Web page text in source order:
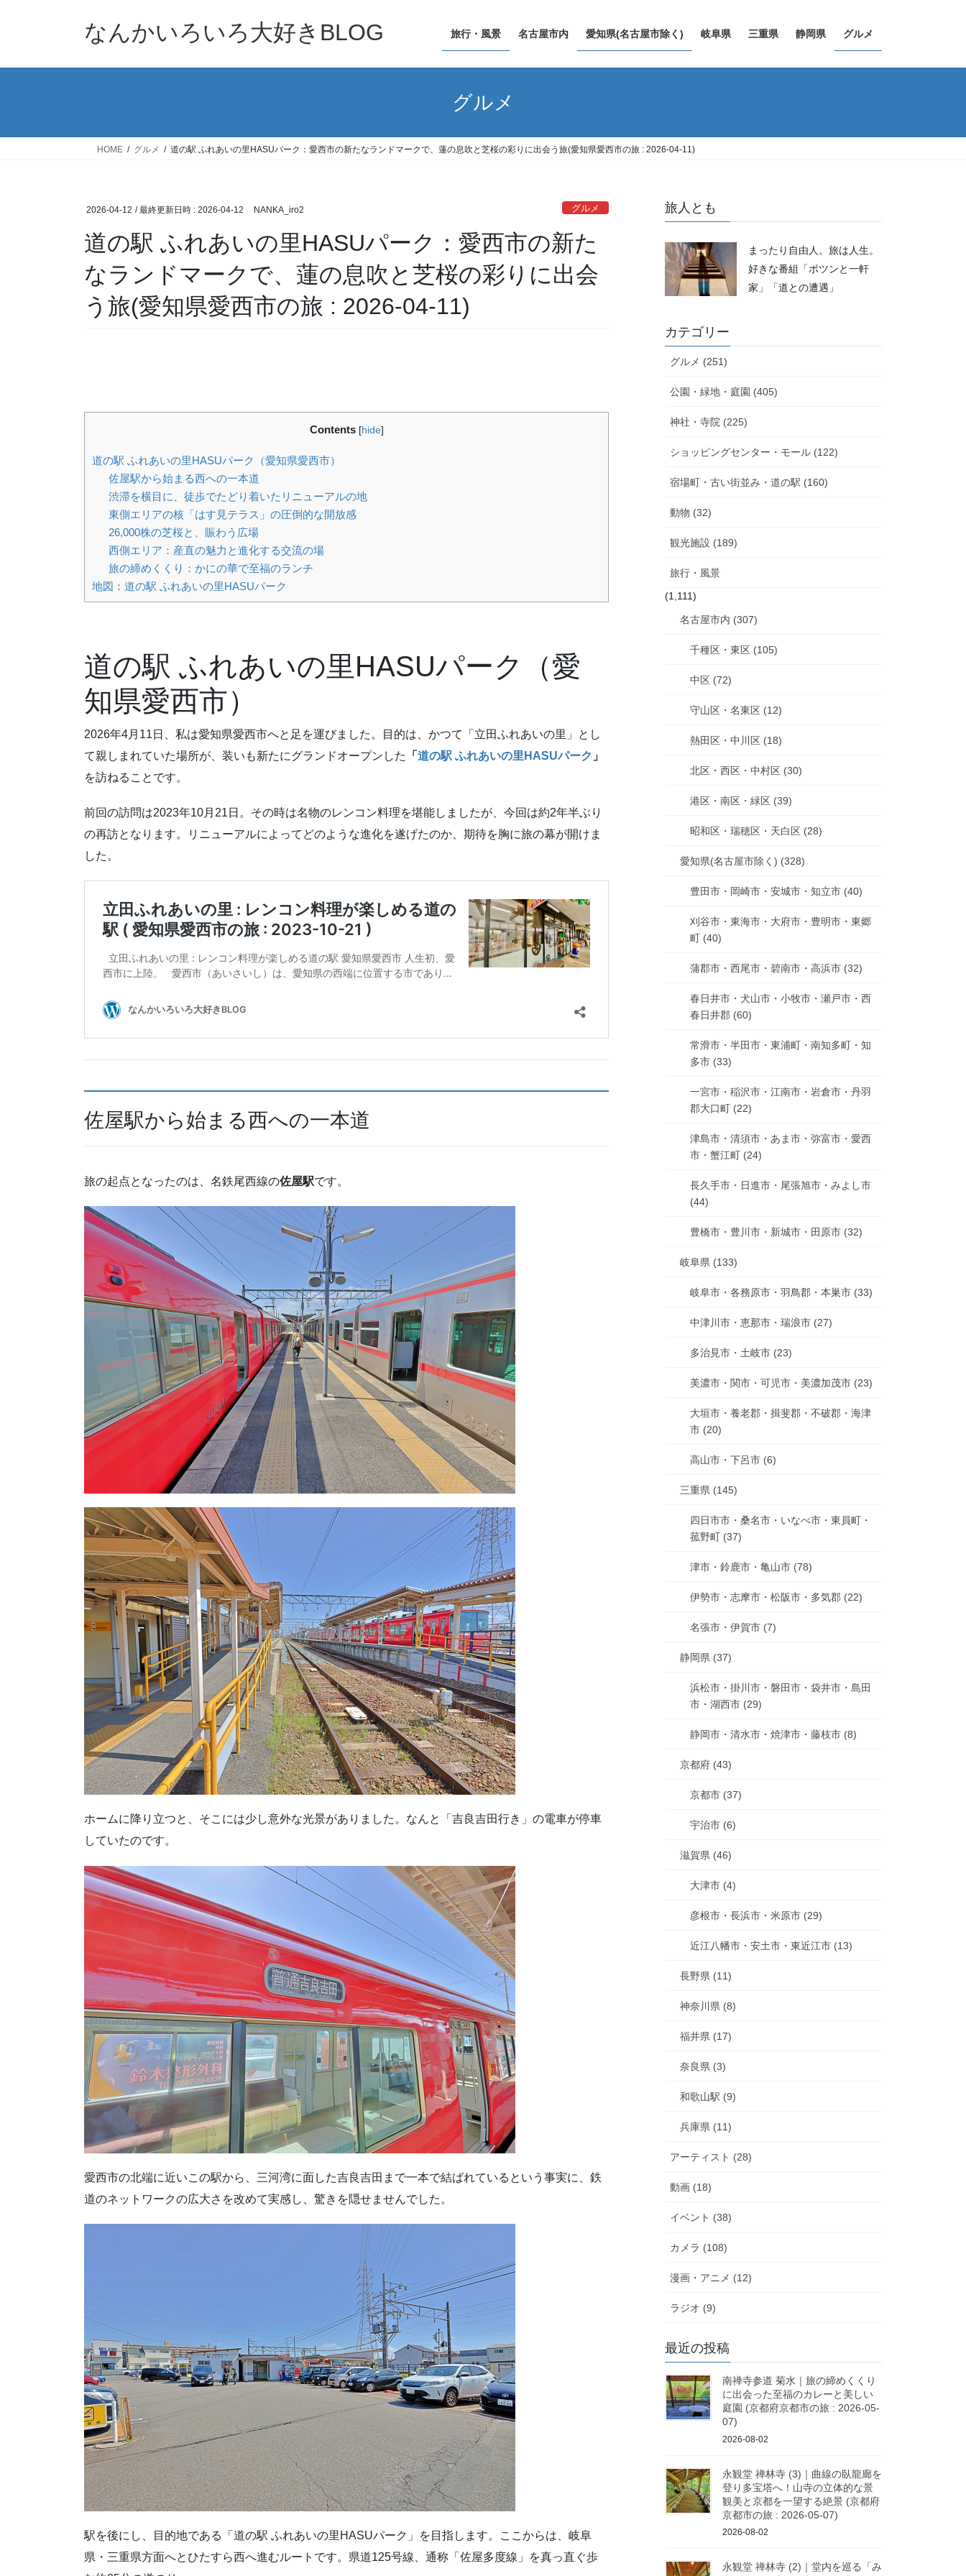
なんかいろいろ大好きBLOG 旅行・風景 名古屋市内 愛知県(名古屋市除く) 岐阜県 三重県 静岡県 グルメ
グルメ
HOME グルメ 道の駅 ふれあいの里HASUパーク：愛西市の新たなランドマークで、蓮の息吹と芝桜の彩りに出会う旅(愛知県愛西市の旅 : 2026-04-11)
2026-04-12 / 最終更新日時 : 2026-04-12 NANKA_iro2 グルメ
道の駅 ふれあいの里HASUパーク：愛西市の新た
なランドマークで、蓮の息吹と芝桜の彩りに出会
う旅(愛知県愛西市の旅 : 2026-04-11)
Contents [hide]
道の駅 ふれあいの里HASUパーク（愛知県愛西市）
佐屋駅から始まる西への一本道
渋滞を横目に、徒歩でたどり着いたリニューアルの地
東側エリアの核「はす見テラス」の圧倒的な開放感
26,000株の芝桜と、賑わう広場
西側エリア：産直の魅力と進化する交流の場
旅の締めくくり：かにの華で至福のランチ
地図：道の駅 ふれあいの里HASUパーク
道の駅 ふれあいの里HASUパーク（愛
知県愛西市）
2026年4月11日、私は愛知県愛西市へと足を運びました。目的は、かつて「立田ふれあいの里」とし
て親しまれていた場所が、装いも新たにグランドオープンした
「 道の駅 ふれあいの里HASUパーク 」
を訪ねることです。
前回の訪問は2023年10月21日。その時は名物のレンコン料理を堪能しましたが、今回は約2年半ぶり
の再訪となります。リニューアルによってどのような進化を遂げたのか、期待を胸に旅の幕が開けま
した。
佐屋駅から始まる西への一本道
旅の起点となったのは、名鉄尾西線の佐屋駅です。
ホームに降り立つと、そこには少し意外な光景がありました。なんと「吉良吉田行き」の電車が停車
していたのです。
愛西市の北端に近いこの駅から、三河湾に面した吉良吉田まで一本で結ばれているという事実に、鉄
道のネットワークの広大さを改めて実感し、驚きを隠せませんでした。
駅を後にし、目的地である「道の駅 ふれあいの里HASUパーク」を目指します。ここからは、岐阜
県・三重県方面へとひたすら西へ進むルートです。県道125号線、通称「佐屋多度線」を真っ直ぐ歩
旅人とも
まったり自由人。旅は人生。
好きな番組「ポツンと一軒
家」「道との遭遇」
カテゴリー
グルメ (251)
公園・緑地・庭園 (405)
神社・寺院 (225)
ショッピングセンター・モール (122)
宿場町・古い街並み・道の駅 (160)
動物 (32)
観光施設 (189)
旅行・風景
(1,111)
名古屋市内 (307)
千種区・東区 (105)
中区 (72)
守山区・名東区 (12)
熱田区・中川区 (18)
北区・西区・中村区 (30)
港区・南区・緑区 (39)
昭和区・瑞穂区・天白区 (28)
愛知県(名古屋市除く) (328)
豊田市・岡崎市・安城市・知立市 (40)
刈谷市・東海市・大府市・豊明市・東郷
町 (40)
蒲郡市・西尾市・碧南市・高浜市 (32)
春日井市・犬山市・小牧市・瀬戸市・西
春日井郡 (60)
常滑市・半田市・東浦町・南知多町・知
多市 (33)
一宮市・稲沢市・江南市・岩倉市・丹羽
郡大口町 (22)
津島市・清須市・あま市・弥富市・愛西
市・蟹江町 (24)
長久手市・日進市・尾張旭市・みよし市
(44)
豊橋市・豊川市・新城市・田原市 (32)
岐阜県 (133)
岐阜市・各務原市・羽鳥郡・本巣市 (33)
中津川市・恵那市・瑞浪市 (27)
多治見市・土岐市 (23)
美濃市・関市・可児市・美濃加茂市 (23)
大垣市・養老郡・揖斐郡・不破郡・海津
市 (20)
高山市・下呂市 (6)
三重県 (145)
四日市市・桑名市・いなべ市・東員町・
菰野町 (37)
津市・鈴鹿市・亀山市 (78)
伊勢市・志摩市・松阪市・多気郡 (22)
名張市・伊賀市 (7)
静岡県 (37)
浜松市・掛川市・磐田市・袋井市・島田
市・湖西市 (29)
静岡市・清水市・焼津市・藤枝市 (8)
京都府 (43)
京都市 (37)
宇治市 (6)
滋賀県 (46)
大津市 (4)
彦根市・長浜市・米原市 (29)
近江八幡市・安土市・東近江市 (13)
長野県 (11)
神奈川県 (8)
福井県 (17)
奈良県 (3)
和歌山駅 (9)
兵庫県 (11)
アーティスト (28)
動画 (18)
イベント (38)
カメラ (108)
漫画・アニメ (12)
ラジオ (9)
最近の投稿
南禅寺参道 菊水｜旅の締めくくり
に出会った至福のカレーと美しい
庭園 (京都府京都市の旅 : 2026-05-
07)
2026-08-02
永観堂 禅林寺 (3)｜曲線の臥龍廊を
登り多宝塔へ！山寺の立体的な景
観美と京都を一望する絶景 (京都府
京都市の旅 : 2026-05-07)
2026-08-02
永観堂 禅林寺 (2)｜堂内を巡る「み